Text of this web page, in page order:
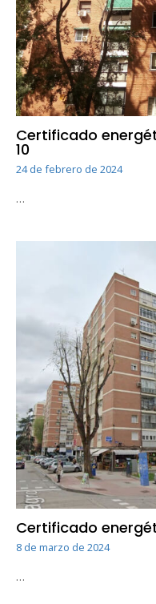
Certificado
10
24 de febrero de 2024
…
Certificado
8 de marzo de 2024
…